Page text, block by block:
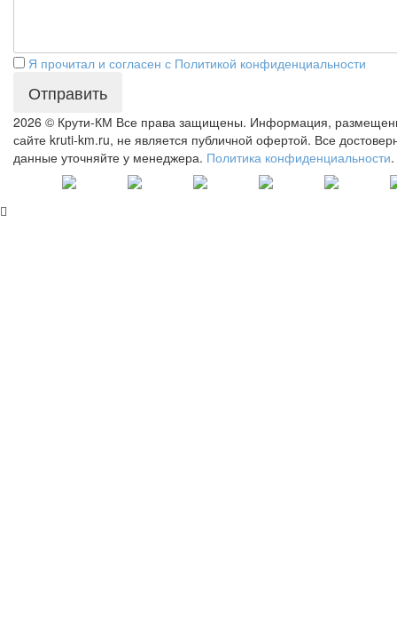
Я прочитал и согласен с Политикой конфиденциальности
Отправить
2026 © Крути-КМ Все права защищены. Информация,
сайте kruti-km.ru, не является публичной офертой. Все
данные уточняйте у менеджера. Политика конфиденциальности.